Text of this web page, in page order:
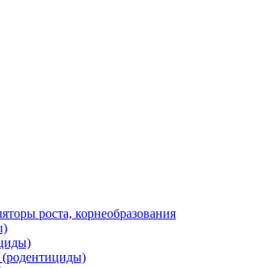
роста, корнеобразования